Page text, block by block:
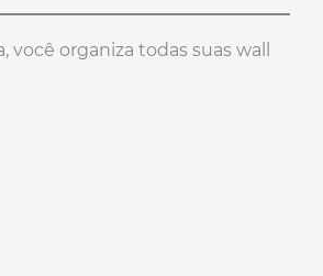
organiza todas suas wall